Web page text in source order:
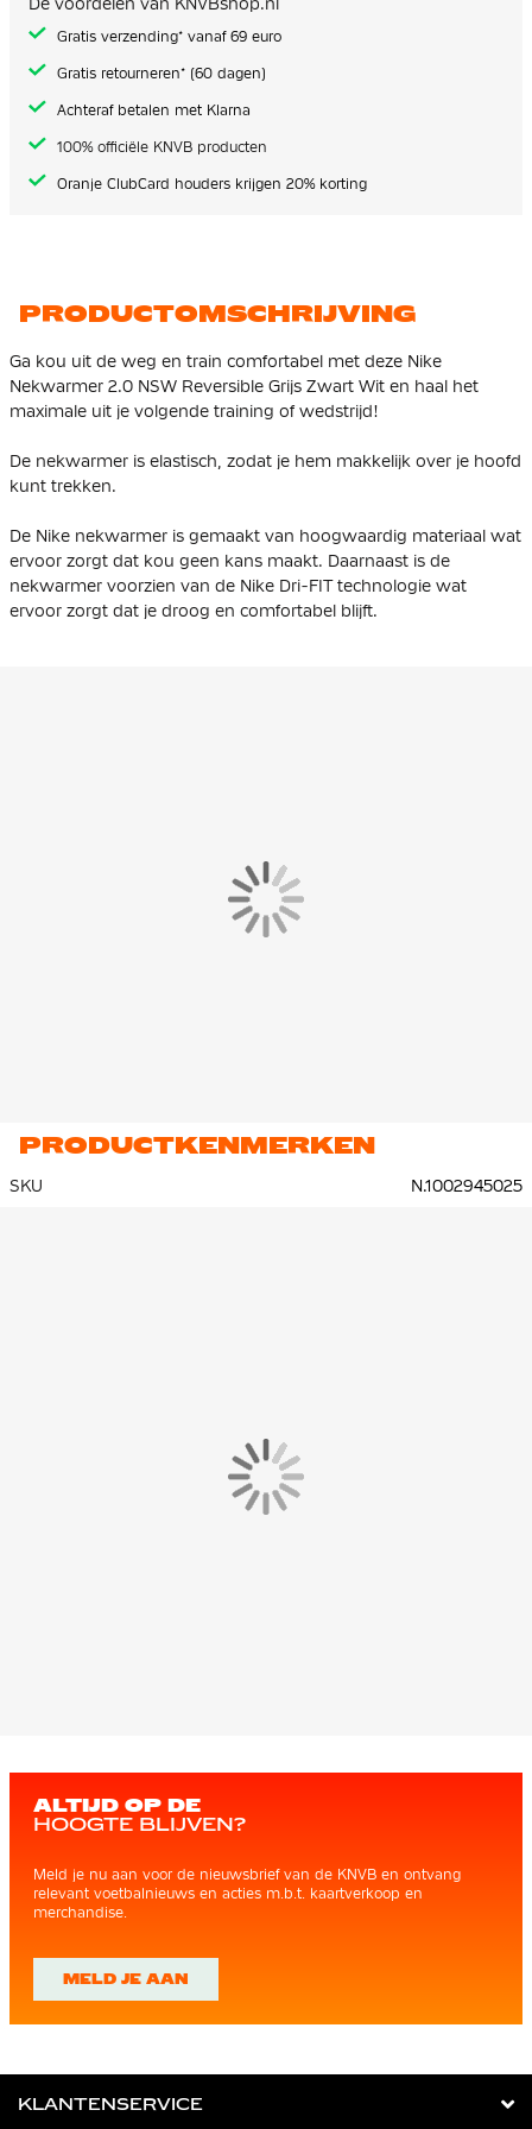
gallerij
Gratis verzending* vanaf 69 euro
Gratis retourneren* (60 dagen)
Achteraf betalen met Klarna
100% officiële KNVB producten
Oranje ClubCard houders krijgen 20% korting
PRODUCTOMSCHRIJVING
Ga kou uit de weg en train comfortabel met deze Nike
Nekwarmer 2.0 NSW Reversible Grijs Zwart Wit en haal het
maximale uit je volgende training of wedstrijd!
De nekwarmer is elastisch, zodat je hem makkelijk over je hoofd
kunt trekken.
De Nike nekwarmer is gemaakt van hoogwaardig materiaal wat
ervoor zorgt dat kou geen kans maakt. Daarnaast is de
nekwarmer voorzien van de Nike Dri-FIT technologie wat
ervoor zorgt dat je droog en comfortabel blijft.
PRODUCTKENMERKEN
SKU N.1002945025
ALTIJD OP DE
HOOGTE BLIJVEN?
Meld je nu aan voor de nieuwsbrief van de KNVB en ontvang
relevant voetbalnieuws en acties m.b.t. kaartverkoop en
merchandise.
MELD JE AAN
KLANTENSERVICE